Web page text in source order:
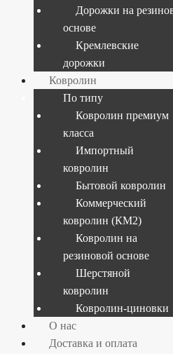
30400
Текущий размер:
Артикул:4841808061994
О наличие и стоимости
телефонам:+7 (812) 377-09-
ОСНОВНЫЕ
Коллекция
Размер (м)
Состав
Дорожки на
основе
Кремлевские
дорожки
Ковролин
По типу
Ковролин премиум
класса
Импортный
ковролин
Бытовой ковролин
Коммерческий
ковролин (КМ2)
Ковролин на
резиновой основе
Шерстяной
ковролин
Ковролин-циновки
О нас
Доставка и оплата